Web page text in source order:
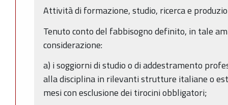
Attività di formazione, studio, ricerca e
Tenuto conto del fabbisogno definito, in tale
considerazione:
a) i soggiorni di studio o di addestramento
alla disciplina in rilevanti strutture italiane o
mesi con esclusione dei tirocini obbligatori;